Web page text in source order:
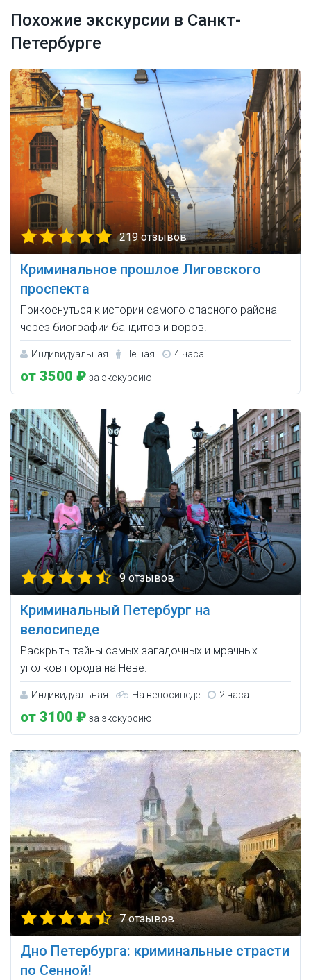
Похожие экскурсии в Санкт-
Петербурге
219 отзывов
Криминальное прошлое Лиговского
проспекта
Прикоснуться к истории самого опасного района
через биографии бандитов и воров.
Индивидуальная Пешая 4 часа
от 3500 ₽ за экскурсию
9 отзывов
Криминальный Петербург на
велосипеде
Раскрыть тайны самых загадочных и мрачных
уголков города на Неве.
Индивидуальная На велосипеде 2 часа
от 3100 ₽ за экскурсию
7 отзывов
Дно Петербурга: криминальные страсти
по Сенной!